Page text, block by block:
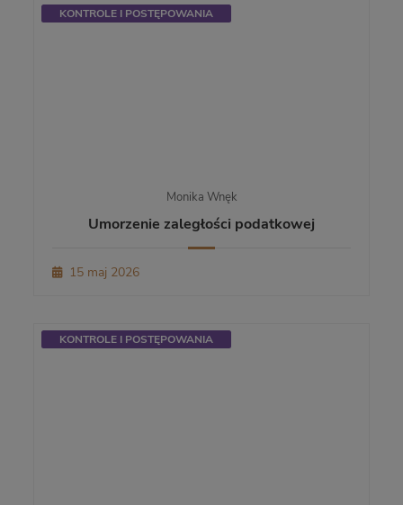
KONTROLE I POSTĘPOWANIA
Monika Wnęk
Umorzenie zaległości podatkowej
15 maj 2026
KONTROLE I POSTĘPOWANIA